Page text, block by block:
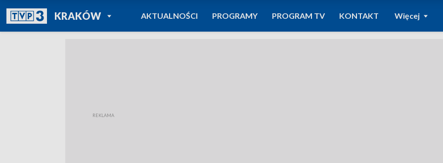
KRAKÓWPOWRÓT DO
TVP REGIONY
AKTUALNOŚCI PROGRAMY PROGRAM TV KONTAKT Więcej